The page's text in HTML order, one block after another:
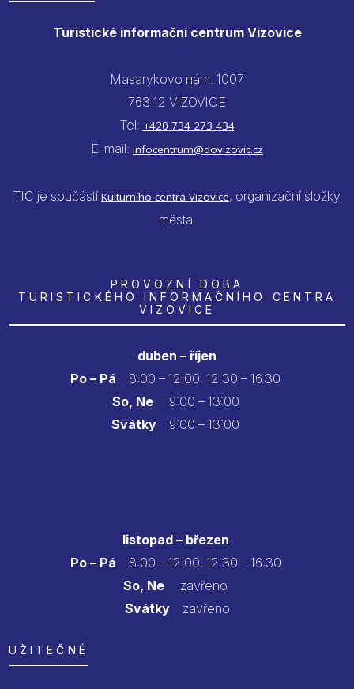
Turistické informační centrum Vizovice
Masarykovo nám. 1007
763 12 VIZOVICE
Tel: +420 734 273 434
E-mail: infocentrum@dovizovic.cz
TIC je součástí Kulturního centra Vizovice, organizační složky
města
PROVOZNÍ DOBA
TURISTICKÉHO INFORMAČNÍHO CENTRA
VIZOVICE
duben – říjen
Po – Pá
8:00 – 12:00, 12.30 – 16.30
So, Ne9:00 – 13:00
Svátky 9:00 – 13:00
listopad – březen
Po – Pá 8:00 – 12:00, 12:30 – 16:30
So, Ne zavřeno
Svátkyzavřeno
UŽITEČNÉ